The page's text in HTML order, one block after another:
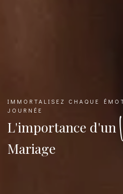
IMMORTALISEZ CHAQUE
JOURNÉE
L'importance d'un
Mariage